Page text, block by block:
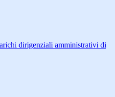
dirigenziali amministrativi di